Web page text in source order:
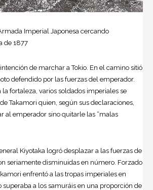
Imperial Japonesa cercando
de 1877
de marchar a Tokio. En el camino sitió
defendido por las fuerzas del emperador.
la fortaleza, varios soldados imperiales se
Takamori quien, según sus declaraciones,
al emperador sino quitarle las “malas
Kiyotaka logró desplazar a las fuerzas de
seriamente disminuidas en número. Forzado
enfrentó a las tropas imperiales en
superaba a los samuráis en una proporción de